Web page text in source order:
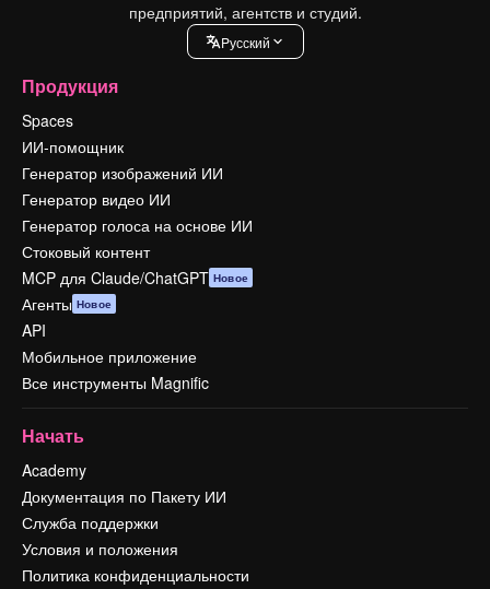
предприятий, агентств и студий.
Pусский
Продукция
Spaces
ИИ-помощник
Генератор изображений ИИ
Генератор видео ИИ
Генератор голоса на основе ИИ
Стоковый контент
MCP для Claude/ChatGPT Новое
Агенты Новое
API
Мобильное приложение
Все инструменты Magnific
Начать
Academy
Документация по Пакету ИИ
Служба поддержки
Условия и положения
Политика конфиденциальности